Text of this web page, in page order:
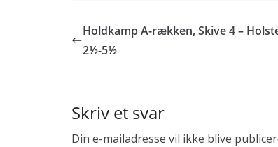
o
k
e
r
lr
e
Holdkamp A-rækken, Skive 4 –
2½-5½
Skriv et svar
Din e-mailadresse vil ikke blive